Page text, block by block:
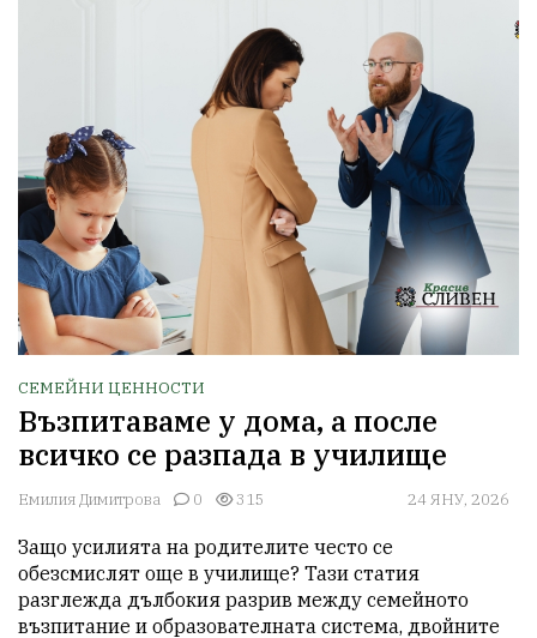
СЕМЕЙНИ ЦЕННОСТИ
Възпитаваме у дома, а после
всичко се разпада в училище
Емилия Димитрова 0 315 24 ЯНУ, 2026
Защо усилията на родителите често се
обезсмислят още в училище? Тази статия
разглежда дълбокия разрив между семейното
възпитание и образователната система, двойните